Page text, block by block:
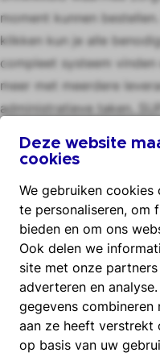
moment kunnen
klikken kun je alle
compleet systeem vinden
meer met meerdere
administratieve taken.
gaat.
essentieel. Daarom
afhandeling met de
geen zorgen te maken
rompslomp. Wij nemen
SUP is geregeld ook
Wil jij dat zorgverleners
aan cliënten en minder
logistieke taken? Maak
Deze website
cookies
We gebruiken
te personaliseren, om
bieden en om ons
Ook delen we
site met onze
adverteren en
gegevens
aan ze heeft verstrekt
op basis van uw